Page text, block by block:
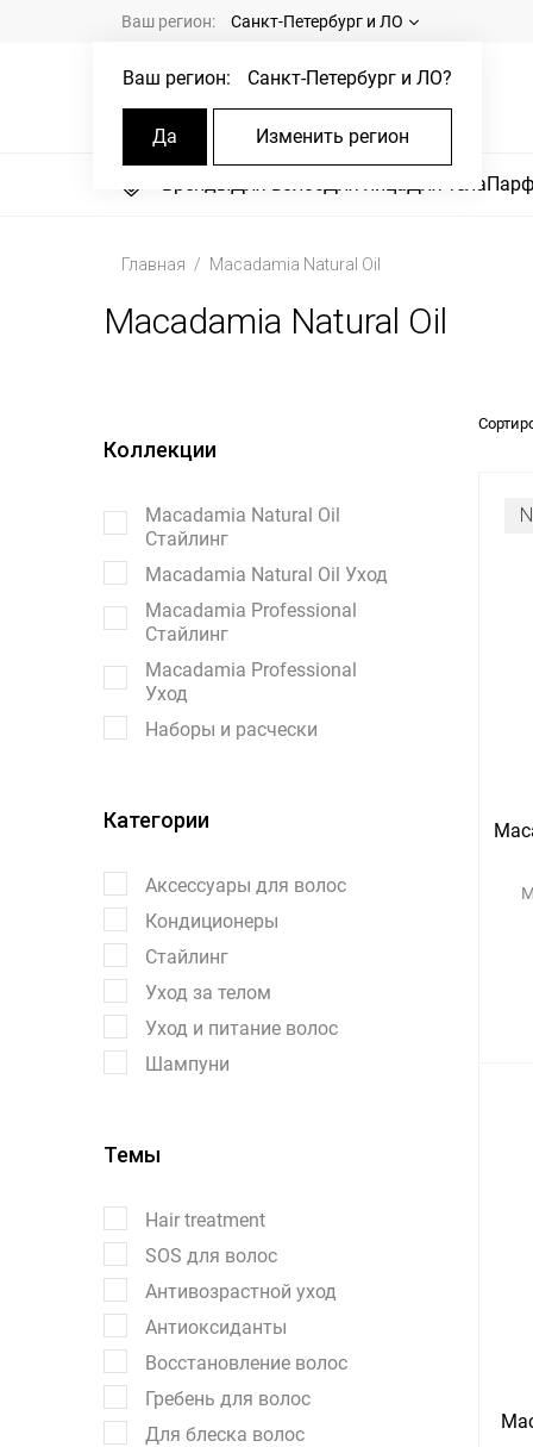
Ваш регион: Санкт-Петербург и ЛО
Ваш регион: Санкт-Петербург и ЛО?
Да Изменить регион
БрендыДля волосДля лицаДля тела
Главная Macadamia Natural Oil
Macadamia Natural Oil
Коллекции
Macadamia Natural Oil
Стайлинг
Macadamia Natural Oil Уход
Macadamia Professional
Стайлинг
Macadamia Professional
Уход
Наборы и расчески
Категории
Аксессуары для волос
Кондиционеры
Стайлинг
Уход за телом
Уход и питание волос
Шампуни
Темы
Hair treatment
SOS для волос
Антивозрастной уход
Антиоксиданты
Восстановление волос
Гребень для волос
Для блеска волос